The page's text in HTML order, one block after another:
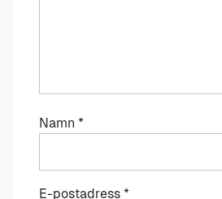
Namn *
E-postadress *